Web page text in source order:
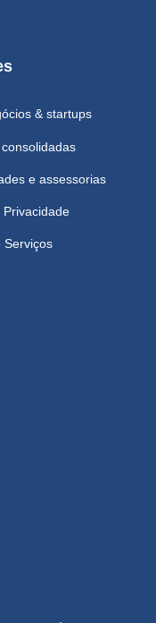
& startups
e assessorias
Privacidade
Serviços